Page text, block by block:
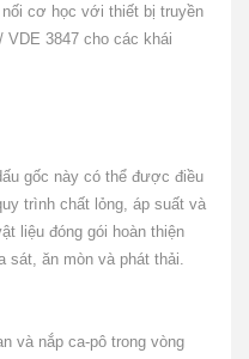
cơ học với thiết bị truyền
VDE 3847 cho các khái
gốc này có thể được điều
trình chất lỏng, áp suất và
liệu đóng gói hoàn thiện
sát, ăn mòn và phát thải.
và nắp ca-pô trong vòng